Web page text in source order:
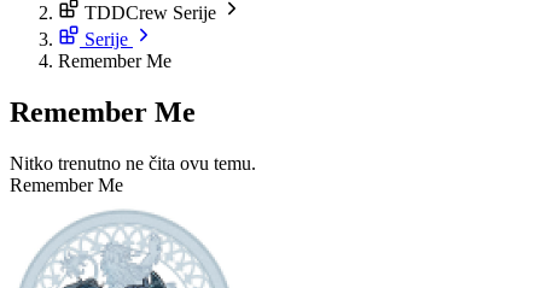
TDDCrew Serije
Serije
Remember Me
Remember Me
Nitko trenutno ne čita ovu temu.
Remember Me